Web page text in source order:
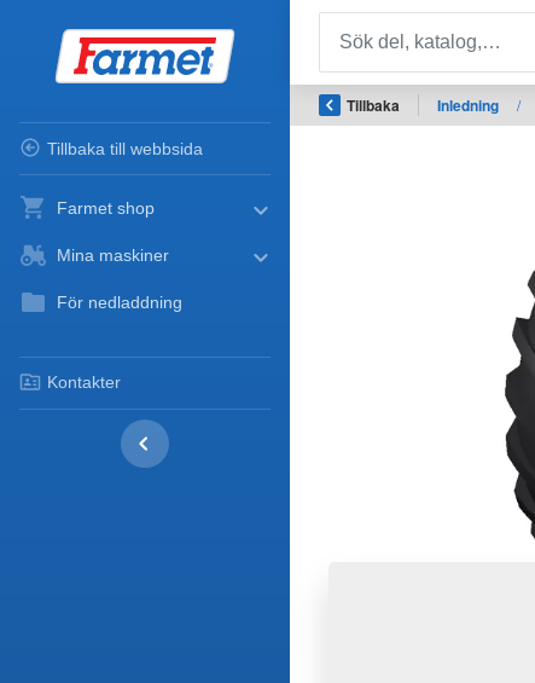
Tillbaka till webbsida
Farmet shop
Mina maskiner
För nedladdning
Kontakter
Tillbaka Inledning /